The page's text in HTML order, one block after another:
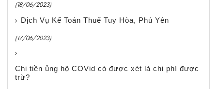
(18/06/2023)
Dịch Vụ Kế Toán Thuế Tuy Hòa, Phú Yên
(17/06/2023)
Chi tiền ủng hộ COVid có được xét là chi phí được
trừ?